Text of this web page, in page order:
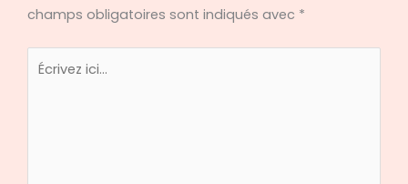
champs obligatoires sont indiqués avec *
Écrivez